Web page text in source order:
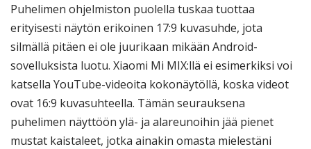
Puhelimen ohjelmiston puolella tuskaa tuottaa
erityisesti näytön erikoinen 17:9 kuvasuhde, jota
silmällä pitäen ei ole juurikaan mikään Android-
sovelluksista luotu. Xiaomi Mi MIX:llä ei esimerkiksi voi
katsella YouTube-videoita kokonäytöllä, koska videot
ovat 16:9 kuvasuhteella. Tämän seurauksena
puhelimen näyttöön ylä- ja alareunoihin jää pienet
mustat kaistaleet, jotka ainakin omasta mielestäni